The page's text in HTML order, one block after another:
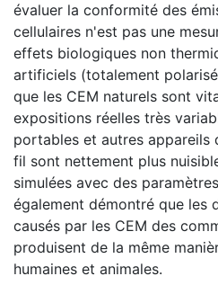
évaluer la conformité des
cellulaires n'est pas une
effets biologiques non
artificiels (totalement
que les CEM naturels sont
expositions réelles très
portables et autres appareils
fil sont nettement plus
simulées avec des
également démontré que les
causés par les CEM des
produisent de la même
humaines et animales.